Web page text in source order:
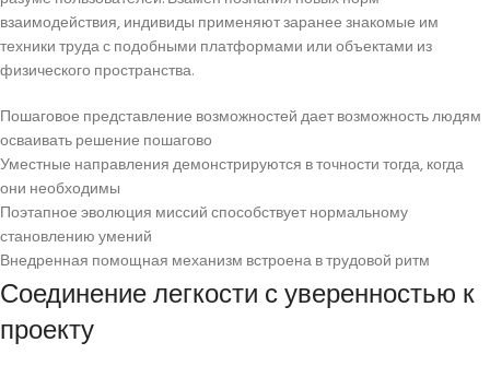
взаимодействия, индивиды применяют заранее знакомые им
техники труда с подобными платформами или объектами из
физического пространства.
Пошаговое представление возможностей дает возможность людям
осваивать решение пошагово
Уместные направления демонстрируются в точности тогда, когда
они необходимы
Поэтапное эволюция миссий способствует нормальному
становлению умений
Внедренная помощная механизм встроена в трудовой ритм
Соединение легкости с уверенностью к
проекту